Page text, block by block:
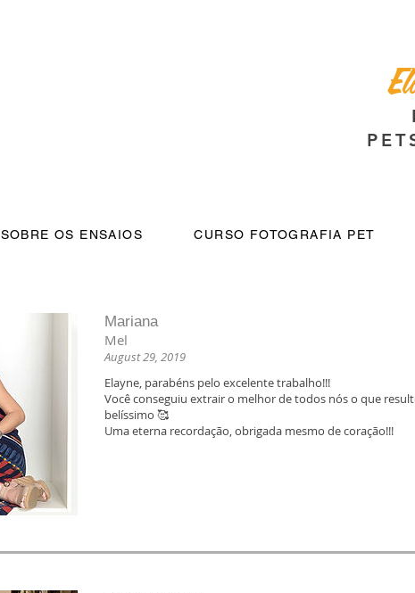
SOBRE OS ENSAIOS CURSO FOTOGRAFIA PET
Mariana
Mel
August 29, 2019
Elayne, parabéns pelo excelente trabalho!!!
Você conseguiu extrair o melhor de todos nós o que
belíssimo 🥰
Uma eterna recordação, obrigada mesmo de coração!!!